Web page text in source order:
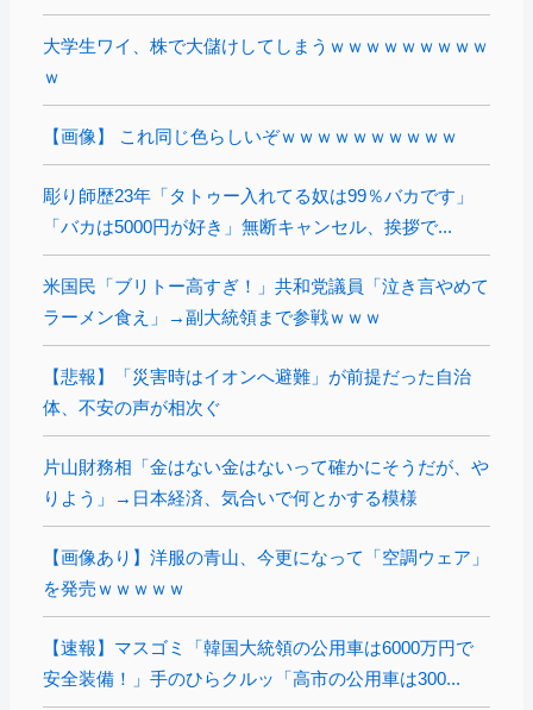
大学生ワイ、株で大儲けしてしまうｗｗｗｗｗｗｗｗｗ
ｗ
【画像】 これ同じ色らしいぞｗｗｗｗｗｗｗｗｗｗ
彫り師歴23年「タトゥー入れてる奴は99％バカです」
「バカは5000円が好き」無断キャンセル、挨拶で...
米国民「ブリトー高すぎ！」共和党議員「泣き言やめて
ラーメン食え」→副大統領まで参戦ｗｗｗ
【悲報】「災害時はイオンへ避難」が前提だった自治
体、不安の声が相次ぐ
片山財務相「金はない金はないって確かにそうだが、や
りよう」→日本経済、気合いで何とかする模様
【画像あり】洋服の青山、今更になって「空調ウェア」
を発売ｗｗｗｗｗ
【速報】マスゴミ「韓国大統領の公用車は6000万円で
安全装備！」手のひらクルッ「高市の公用車は300...